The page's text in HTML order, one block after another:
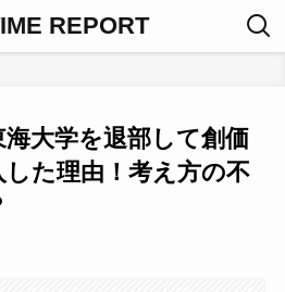
REPORT
大学を退部して創価
した理由！考え方の不